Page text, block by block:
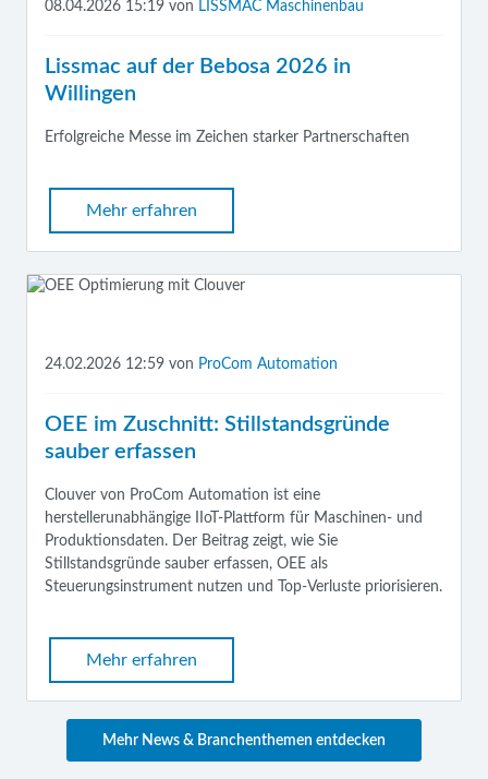
08.04.2026 15:19 von LISSMAC Maschinenbau
Lissmac auf der Bebosa 2026 in
Willingen
Erfolgreiche Messe im Zeichen starker Partnerschaften
Mehr erfahren
24.02.2026 12:59 von ProCom Automation
OEE im Zuschnitt: Stillstandsgründe
sauber erfassen
Clouver von ProCom Automation ist eine
herstellerunabhängige IIoT-Plattform für Maschinen- und
Produktionsdaten. Der Beitrag zeigt, wie Sie
Stillstandsgründe sauber erfassen, OEE als
Steuerungsinstrument nutzen und Top‑Verluste priorisieren.
Mehr erfahren
Mehr News & Branchenthemen entdecken